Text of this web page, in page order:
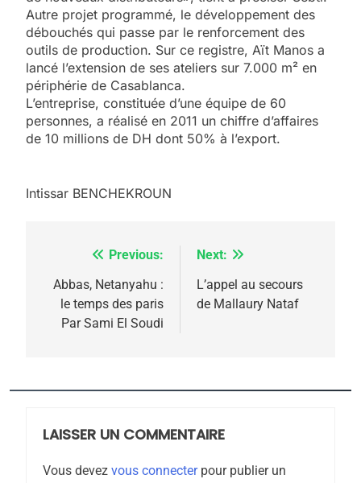
Autre projet programmé, le développement des
débouchés qui passe par le renforcement des
outils de production. Sur ce registre, Aït Manos a
lancé l’extension de ses ateliers sur 7.000 m² en
périphérie de Casablanca.
L’entreprise, constituée d’une équipe de 60
personnes, a réalisé en 2011 un chiffre d’affaires
de 10 millions de DH dont 50% à l’export.
Intissar BENCHEKROUN
Navigation
de
l’article
Previous:
Abbas, Netanyahu :
le temps des paris
Par Sami El Soudi
Next:
L’appel au secours
de Mallaury Nataf
LAISSER UN COMMENTAIRE
Vous devez vous connecterpour publier un
2025, l’année la plus
rapport d’ADL contre
FRANCE ISRAÉL
6